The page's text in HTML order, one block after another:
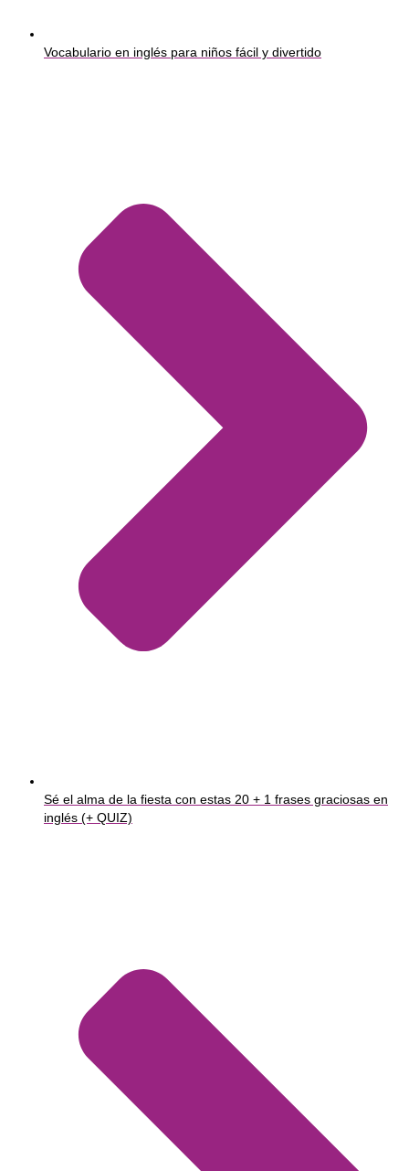
Vocabulario en inglés para niños fácil y divertido
Sé el alma de la fiesta con estas 20 + 1 frases graciosas en
inglés (+ QUIZ)